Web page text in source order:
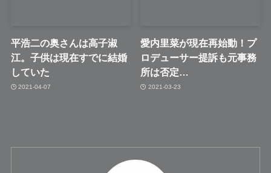
平浩二の奥さんは高子淑
江。子供は現在すでに結婚
していた
2021-04-07
愛内里菜が現在再始動！プ
ロデューサー提訴も元事務
所は否定…
2021-03-23